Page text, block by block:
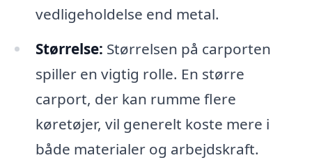
vedligeholdelse end metal.
Størrelse: Størrelsen på carporten
spiller en vigtig rolle. En større
carport, der kan rumme flere
køretøjer, vil generelt koste mere i
både materialer og arbejdskraft.